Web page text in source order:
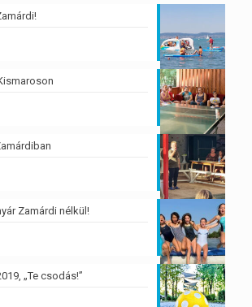
Zamárdi nélkül!
„Te csodás!”